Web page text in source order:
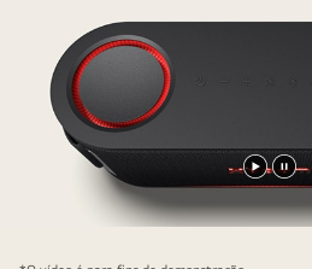
microfone.
vídeo